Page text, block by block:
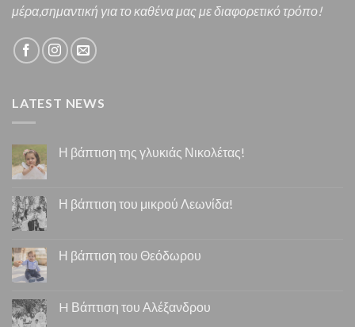
μέρα,σημαντική για το καθένα μαςμε διαφορετικό τρόπο!
LATEST NEWS
Η βάπτιση της γλυκιάς Νικολέτας!
Η βάπτιση του μικρού Λεωνίδα!
Η βάπτιση του Θεόδωρου
H Βάπτιση του Αλέξανδρου